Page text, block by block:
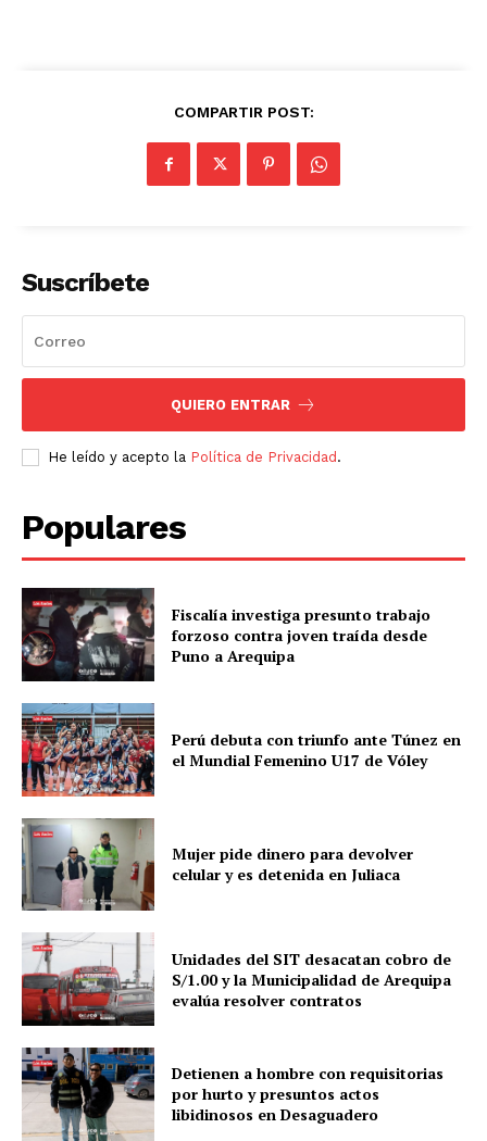
COMPARTIR POST:
Suscríbete
QUIERO ENTRAR
He leído y acepto la Política de Privacidad .
Populares
Fiscalía investiga presunto trabajo
forzoso contra joven traída desde
Puno a Arequipa
Perú debuta con triunfo ante Túnez en
el Mundial Femenino U17 de Vóley
Mujer pide dinero para devolver
celular y es detenida en Juliaca
Unidades del SIT desacatan cobro de
S/1.00 y la Municipalidad de Arequipa
evalúa resolver contratos
Detienen a hombre con requisitorias
por hurto y presuntos actos
libidinosos en Desaguadero